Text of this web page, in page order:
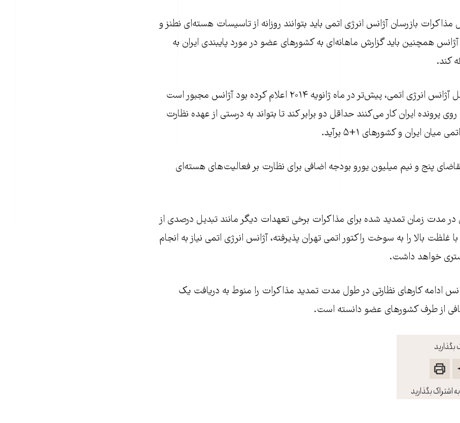
بگذارید
بگذارید
بازرسان آژانس انرژی اتمی باید بتوانند روزانه از تاسیسات هسته‌ای نطنز و
آژانس همچنین باید گزارش ماهانه‌ای به کشورهای عضو در مورد پایبندی ایران به
کند.
یوکیا آمانو، مدیرکل آژانس انرژی اتمی، پیش‌تر در ماه ژانویه ۲۰۱۴ اعلام کرده بود آژانس مجبور است
روی پرونده ایران کار می‌کنند حداقل دو برابر کند تا بتواند به درستی از عهده نظارت
میان ایران و کشورهای ۱+۵ برآید.
پنج و نیم میلیون یورو بودجه اضافی برای نظارت بر فعالیت‌های هسته‌ای
در مدت زمان تمدید شده برای مذاکرات برخی تعهدات دیگر مانند تبدیل درصدی از
غلظت بالا را به سوخت راکتور اتمی تهران پذیرفته، آژانس انرژی اتمی نیاز به انجام
خواهد داشت.
ادامه کارهای نظارتی در طول مدت تمدید مذاکرات را منوط به دریافت یک
از طرف کشورهای عضو دانسته است.